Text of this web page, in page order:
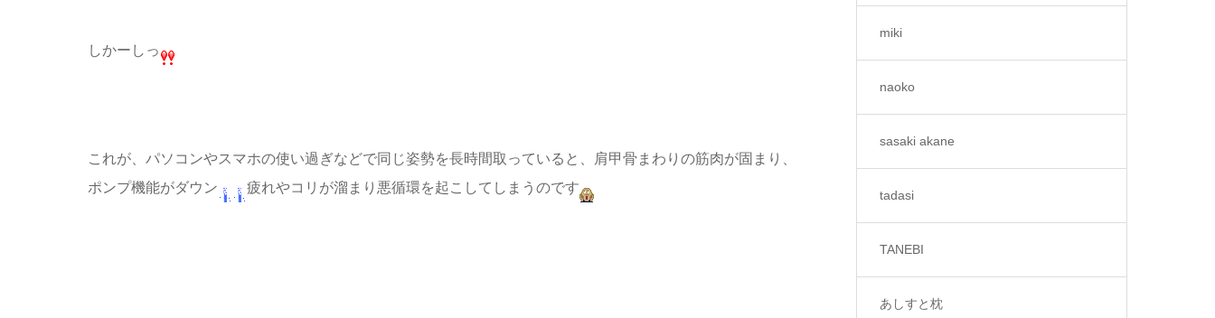
しかーしっ
これが、パソコンやスマホの使い過ぎなどで同じ姿勢を長時間取っていると、肩甲骨まわりの筋肉が固まり、
ポンプ機能がダウン
疲れやコリが溜まり悪循環を起こしてしまうのです
miki
naoko
sasaki akane
tadasi
TANEBI
あしすと枕